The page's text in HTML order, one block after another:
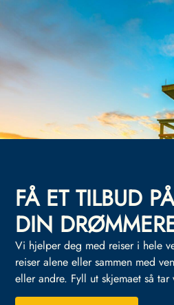
FÅ ET TILBUD
DIN
Vi hjelper deg med reiser i hele
reiser alene eller sammen med
eller andre. Fyll ut skjemaet så tar